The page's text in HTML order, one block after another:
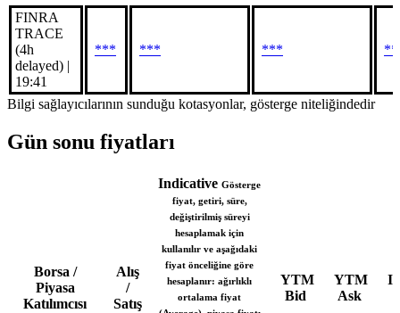
FINRA
TRACE
(4h
delayed) |
19:41
*** *** ***
Bilgi sağlayıcılarının sunduğu kotasyonlar, gösterge niteliğindedir
Gün sonu fiyatları
Borsa /
Piyasa
Katılımcısı
Alış
/
Satış
Indicative Gösterge
fiyat, getiri, süre,
değiştirilmiş süreyi
hesaplamak için
kullanılır ve aşağıdaki
fiyat önceliğine göre
hesaplanır: ağırlıklı
ortalama fiyat
YTM
Bid
YTM
Ask